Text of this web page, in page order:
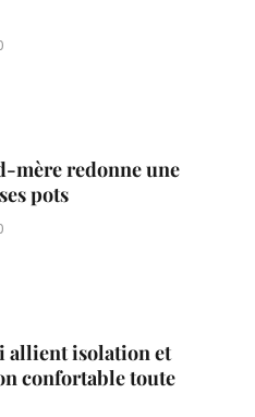
mère redonne une
pots
allient isolation et
confortable toute